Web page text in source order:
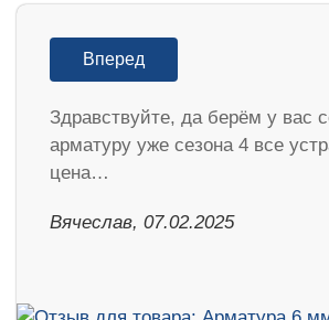
Вперед
Здравствуйте, да берём у вас
арматуру уже сезона 4 все
цена…
Вячеслав, 07.02.2025